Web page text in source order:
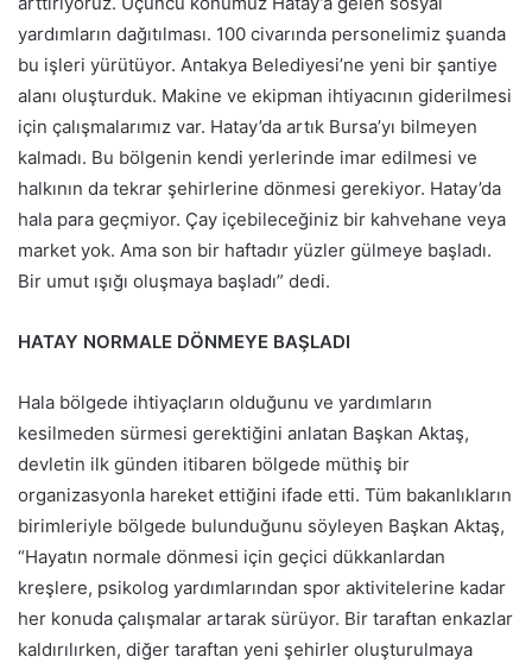
yardımların dağıtılması. 100 civarında personelimiz şuanda
bu işleri yürütüyor. Antakya Belediyesi’ne yeni bir şantiye
alanı oluşturduk. Makine ve ekipman ihtiyacının giderilmesi
için çalışmalarımız var. Hatay’da artık Bursa’yı bilmeyen
kalmadı. Bu bölgenin kendi yerlerinde imar edilmesi ve
halkının da tekrar şehirlerine dönmesi gerekiyor. Hatay’da
hala para geçmiyor. Çay içebileceğiniz bir kahvehane veya
market yok. Ama son bir haftadır yüzler gülmeye başladı.
Bir umut ışığı oluşmaya başladı” dedi.
HATAY NORMALE DÖNMEYE BAŞLADI
Hala bölgede ihtiyaçların olduğunu ve yardımların
kesilmeden sürmesi gerektiğini anlatan Başkan Aktaş,
devletin ilk günden itibaren bölgede müthiş bir
organizasyonla hareket ettiğini ifade etti. Tüm bakanlıkların
birimleriyle bölgede bulunduğunu söyleyen Başkan Aktaş,
“Hayatın normale dönmesi için geçici dükkanlardan
kreşlere, psikolog yardımlarından spor aktivitelerine kadar
her konuda çalışmalar artarak sürüyor. Bir taraftan enkazlar
kaldırılırken, diğer taraftan yeni şehirler oluşturulmaya